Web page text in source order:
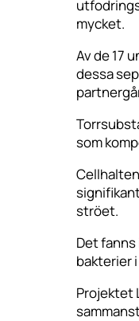
mycket.
Av de 17
dessa
som
ströet.
Det
bakterier
Projektet